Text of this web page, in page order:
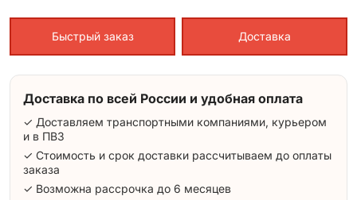
Быстрый заказ Доставка
Доставка по всей России и удобная оплата
✓ Доставляем транспортными компаниями, курьером
и в ПВЗ
✓ Стоимость и срок доставки рассчитываем до оплаты
заказа
✓ Возможна рассрочка до 6 месяцев